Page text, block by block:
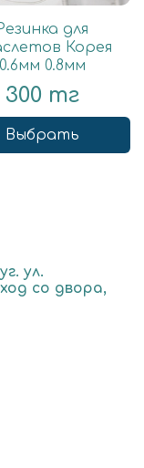
для
Корея
0.6мм 0.8мм
300 тг
Выбрать
ул.
со двора,